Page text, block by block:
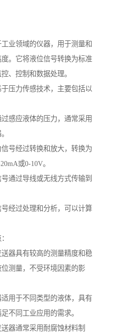
业领域的仪器，用于测量和
。它将液位信号转换为标准
、控制和数据处理。
压力传感技术，主要包括以
感应液体的压力，通常采用
号经过转换和放大，转换为
或0-10V。
通过导线或无线方式传输到
经过处理和分析，可以计算
器具有较高的测量精度和稳
测量，不受环境因素的影
用于不同类型的液体，具有
不同工业应用的需求。
器通常采用耐腐蚀材料制